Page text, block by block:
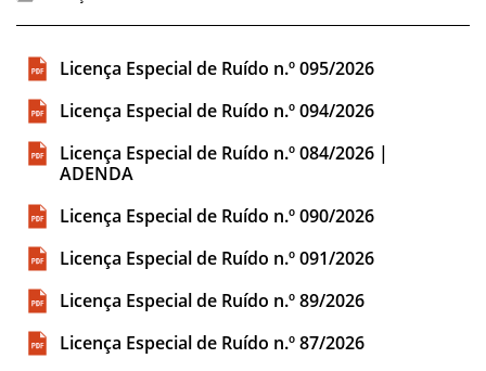
Licença Especial de Ruído n.º 095/2026
Licença Especial de Ruído n.º 094/2026
Licença Especial de Ruído n.º 084/2026 |
ADENDA
Licença Especial de Ruído n.º 090/2026
Licença Especial de Ruído n.º 091/2026
Licença Especial de Ruído n.º 89/2026
Licença Especial de Ruído n.º 87/2026